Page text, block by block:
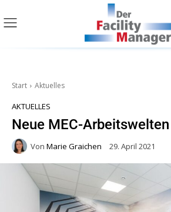
Start Aktuelles
AKTUELLES
Neue MEC-Arbeitswelten
Von Marie Graichen 29. April 2021